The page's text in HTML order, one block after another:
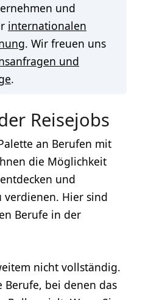
und
internationalen
. Wir freuen uns
und
.
Reisejobs
an Berufen mit
die Möglichkeit
und
verdienen. Hier sind
Berufe in der
nicht vollständig.
Berufe, bei denen das